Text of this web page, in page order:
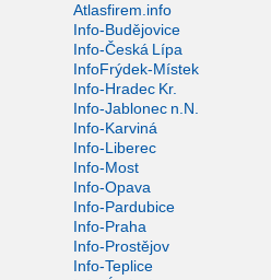
Atlasfirem.info
Info-Budějovice
Info-Česká Lípa
InfoFrýdek-Místek
Info-Hradec Kr.
Info-Jablonec n.N.
Info-Karviná
Info-Liberec
Info-Most
Info-Opava
Info-Pardubice
Info-Praha
Info-Prostějov
Info-Teplice